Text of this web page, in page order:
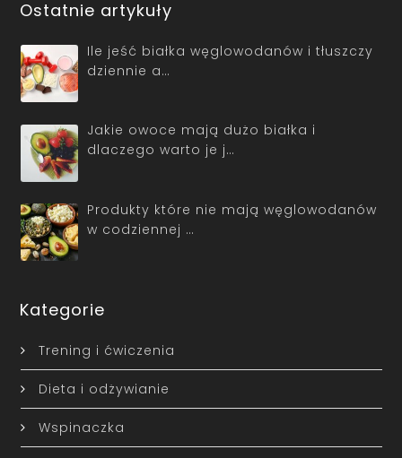
Ostatnie artykuły
Ile jeść białka węglowodanów i tłuszczy
dziennie a…
Jakie owoce mają dużo białka i
dlaczego warto je j…
Produkty które nie mają węglowodanów
w codziennej …
Kategorie
Trening i ćwiczenia
Dieta i odżywianie
Wspinaczka